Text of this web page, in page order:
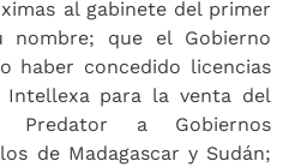
al gabinete del primer
que el Gobierno
haber concedido licencias
Intellexa para la venta del
Predator a Gobiernos
de Madagascar y Sudán;